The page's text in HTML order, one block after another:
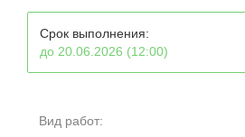
Срок выполнения:
до 20.06.2026 (12:00)
Вид работ: